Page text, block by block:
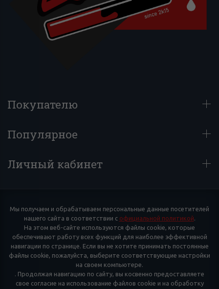
Покупателю
Популярное
Личный кабинет
Мы получаем и обрабатываем персональные данные посетителей
нашего сайта в соответствии с официальной политикой.
На этом веб-сайте используются файлы cookie, которые
обеспечивают работу всех функций для наиболее эффективной
навигации по странице. Если вы не хотите принимать постоянные
файлы cookie, пожалуйста, выберите соответствующие настройки
на своем компьютере.
. Продолжая навигацию по сайту, вы косвенно предоставляете
свое согласие на использование файлов cookie и на обработку